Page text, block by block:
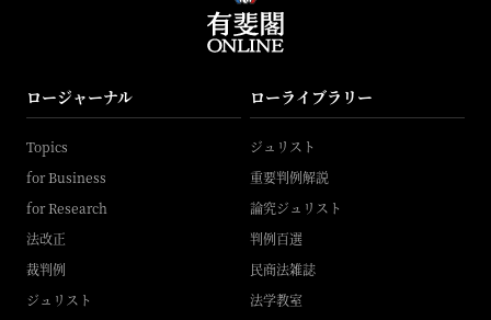
ロージャーナル
Topics
for Business
for Research
法改正
裁判例
ジュリスト
ローライブラリー
ジュリスト
重要判例解説
論究ジュリスト
判例百選
民商法雑誌
法学教室